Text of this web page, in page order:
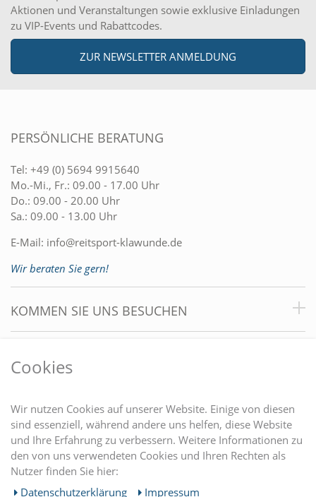
Aktionen und Veranstaltungen sowie exklusive Einladungen
zu VIP-Events und Rabattcodes.
ZUR NEWSLETTER ANMELDUNG
PERSÖNLICHE BERATUNG
Tel: +49 (0) 5694 9915640
Mo.-Mi., Fr.: 09.00 - 17.00 Uhr
Do.: 09.00 - 20.00 Uhr
Sa.: 09.00 - 13.00 Uhr
E-Mail: info@reitsport-klawunde.de
Wir beraten Sie gern!
KOMMEN SIE UNS BESUCHEN
EINKAUFEN
MEIN KONTO
Cookies
Wir nutzen Cookies auf unserer Website. Einige von diesen
sind essenziell, während andere uns helfen, diese Website
und Ihre Erfahrung zu verbessern. Weitere Informationen zu
den von uns verwendeten Cookies und Ihren Rechten als
Nutzer finden Sie hier:
Daten­schutz­erklärung
Impressum